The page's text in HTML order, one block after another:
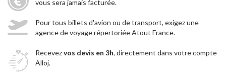
vous sera jamais facturée.
Pour tous billets d'avion ou de transport, exigez une
agence de voyage répertoriée Atout France.
Recevezvos devis en 3h, directement dans votre compte
Alloj.